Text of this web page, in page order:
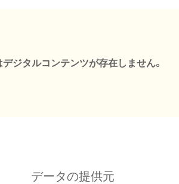
ジタルコンテンツが存在しません。
データの提供元